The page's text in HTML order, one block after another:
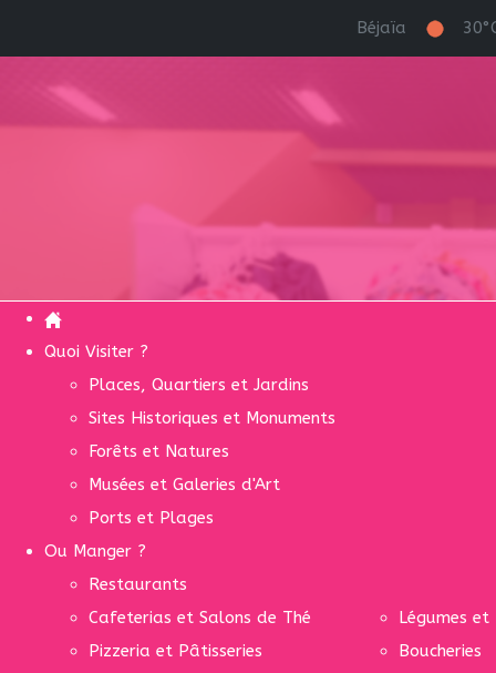
Béjaïa
Quoi Visiter ?
Places, Quartiers et Jardins
Sites Historiques et Monuments
Forêts et Natures
Musées et Galeries d'Art
Ports et Plages
Ou Manger ?
Restaurants
Cafeterias et Salons de Thé
Pizzeria et Pâtisseries
Légumes et
Boucheries